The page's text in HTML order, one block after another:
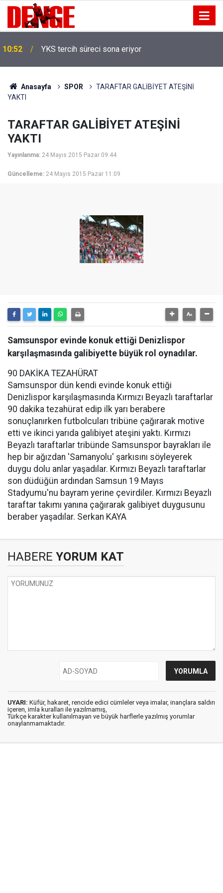
10:52 YKS tercih süreci sona eriyor
Anasayfa SPOR
TARAFTAR GALİBİYET ATEŞİNİ
YAKTI
TARAFTAR GALİBİYET ATEŞİNİ
YAKTI
Yayınlanma: 24 Mayıs 2015 Pazar 09:44
Güncelleme: 24 Mayıs 2015 Pazar 11:09
Samsunspor evinde konuk ettiği Denizlispor
karşılaşmasında galibiyette büyük rol oynadılar.
90 DAKİKA TEZAHÜRAT
Samsunspor dün kendi evinde konuk ettiği
Denizlispor karşılaşmasında Kırmızı Beyazlı taraftarlar
90 dakika tezahürat edip ilk yarı berabere
sonuçlanırken futbolcuları tribüne çağırarak motive
etti ve ikinci yarıda galibiyet ateşini yaktı. Kırmızı
Beyazlı taraftarlar tribünde Samsunspor bayrakları ile
hep bir ağızdan 'Samanyolu' şarkısını söyleyerek
duygu dolu anlar yaşadılar. Kırmızı Beyazlı taraftarlar
son düdüğün ardından Samsun 19 Mayıs
Stadyumu'nu bayram yerine çevirdiler. Kırmızı Beyazlı
taraftar takımı yanına çağırarak galibiyet duygusunu
beraber yaşadılar. Serkan KAYA
HABERE YORUM KAT
UYARI: Küfür, hakaret, rencide edici cümleler veya imalar, inançlara saldırı
içeren, imla kuralları ile yazılmamış,
Türkçe karakter kullanılmayan ve büyük harflerle yazılmış yorumlar
onaylanmamaktadır.